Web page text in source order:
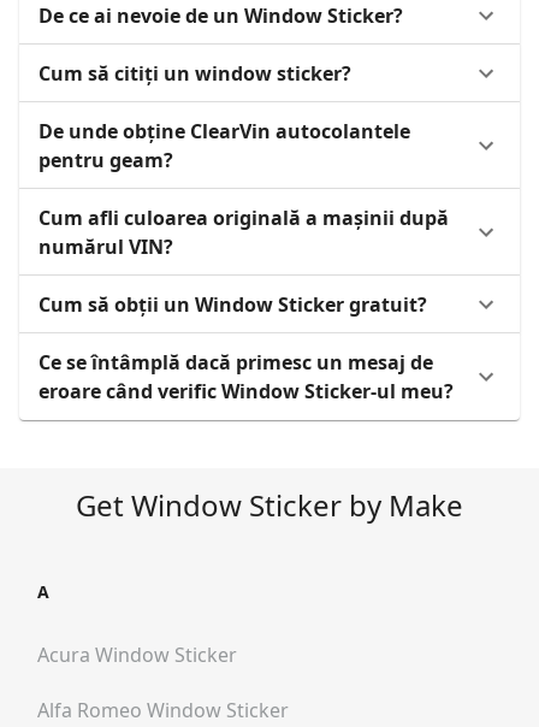
De ce ai nevoie de un Window Sticker?
Cum să citiți un window sticker?
De unde obține ClearVin autocolantele
pentru geam?
Cum afli culoarea originală a mașinii după
numărul VIN?
Cum să obții un Window Sticker gratuit?
Ce se întâmplă dacă primesc un mesaj de
eroare când verific Window Sticker-ul meu?
Get Window Sticker by Make
A
Acura Window Sticker
Alfa Romeo Window Sticker